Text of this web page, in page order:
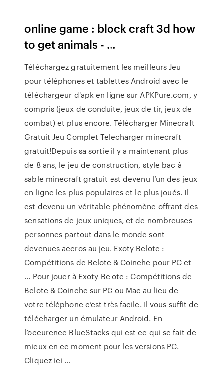
online game : block craft 3d how
to get animals - …
Téléchargez gratuitement les meilleurs Jeu
pour téléphones et tablettes Android avec le
téléchargeur d'apk en ligne sur APKPure.com, y
compris (jeux de conduite, jeux de tir, jeux de
combat) et plus encore. Télécharger Minecraft
Gratuit Jeu Complet Telecharger minecraft
gratuit!Depuis sa sortie il y a maintenant plus
de 8 ans, le jeu de construction, style bac à
sable minecraft gratuit est devenu l’un des jeux
en ligne les plus populaires et le plus joués. Il
est devenu un véritable phénomène offrant des
sensations de jeux uniques, et de nombreuses
personnes partout dans le monde sont
devenues accros au jeu. Exoty Belote :
Compétitions de Belote & Coinche pour PC et
... Pour jouer à Exoty Belote : Compétitions de
Belote & Coinche sur PC ou Mac au lieu de
votre téléphone c’est très facile. Il vous suffit de
télécharger un émulateur Android. En
l’occurence BlueStacks qui est ce qui se fait de
mieux en ce moment pour les versions PC.
Cliquez ici …